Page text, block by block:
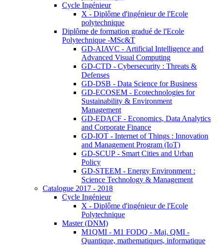
Cycle Ingénieur
X - Diplôme d'ingénieur de l'Ecole
polytechnique
Diplôme de formation gradué de l'Ecole
Polytechnique -MSc&T
GD-AIAVC - Artificial Intelligence and
Advanced Visual Computing
GD-CTD - Cybersecurity : Threats &
Defenses
GD-DSB - Data Science for Business
GD-ECOSEM - Ecotechnologies for
Sustainability & Environment
Management
GD-EDACF - Economics, Data Analytics
and Corporate Finance
GD-IOT - Internet of Things : Innovation
and Management Program (IoT)
GD-SCUP - Smart Cities and Urban
Policy
GD-STEEM - Energy Environment :
Science Technology & Management
Catalogue 2017 - 2018
Cycle Ingénieur
X - Diplôme d'ingénieur de l'Ecole
Polytechnique
Master (DNM)
M1QMI - M1 FODQ - Maj. QMI -
Quantique, mathematiques, informatique